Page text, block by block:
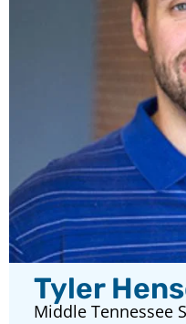
Tyler
Middle Tennessee